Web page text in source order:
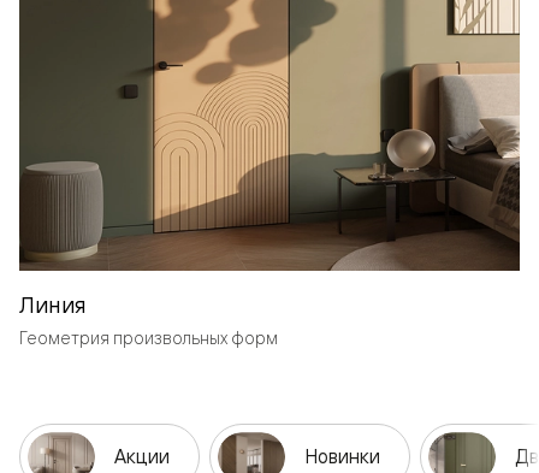
Линия
Геометрия произвольных форм
Акции Новинки